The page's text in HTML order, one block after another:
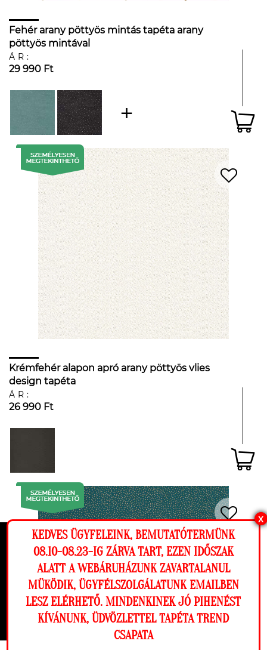
Ez a weboldal cookie-kat használ, hogy a
lehető legjobb élményt nyújtsa honlapunkon.
Beállítások
Elutasítom Engedélyezem
Fehér arany pöttyös mintás tapéta arany
pöttyös mintával
ÁR:
29 990 Ft
Krémfehér alapon apró arany pöttyös vlies
design tapéta
ÁR:
26 990 Ft
X
KEDVES ÜGYFELEINK, BEMUTATÓTERMÜNK
08.10-08.23-IG ZÁRVA TART, EZEN IDŐSZAK
ALATT A WEBÁRUHÁZUNK ZAVARTALANUL
MÜKÖDIK, ÜGYFÉLSZOLGÁLATUNK EMAILBEN
LESZ ELÉRHETŐ. MINDENKINEK JÓ PIHENÉST
KÍVÁNUNK, ÜDVÖZLETTEL TAPÉTA TREND
CSAPATAMegnézem a falamon